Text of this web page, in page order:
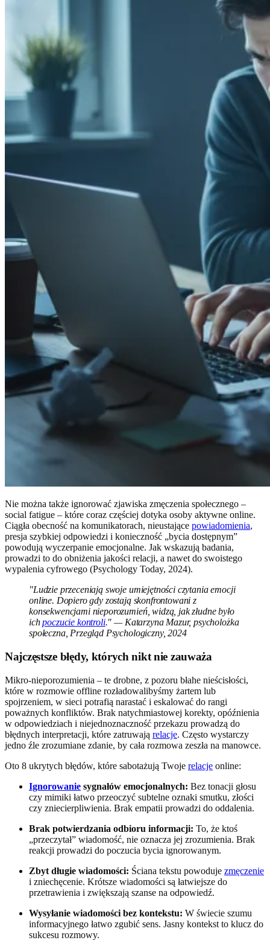
Nie można także ignorować zjawiska zmęczenia społecznego –
social fatigue – które coraz częściej dotyka osoby aktywne online.
Ciągła obecność na komunikatorach, nieustające powiadomienia,
presja szybkiej odpowiedzi i konieczność „bycia dostępnym”
powodują wyczerpanie emocjonalne. Jak wskazują badania,
prowadzi to do obniżenia jakości relacji, a nawet do swoistego
wypalenia cyfrowego (Psychology Today, 2024).
"Ludzie przeceniają swoje umiejętności czytania emocji
online. Dopiero gdy zostają skonfrontowani z
konsekwencjami nieporozumień, widzą, jak złudne było
ichpoczucie kontroli." — Katarzyna Mazur, psycholożka
społeczna, Przegląd Psychologiczny, 2024
Najczęstsze błędy, których nikt nie zauważa
Mikro-nieporozumienia – te drobne, z pozoru błahe nieścisłości,
które w rozmowie offline rozładowalibyśmy żartem lub
spojrzeniem, w sieci potrafią narastać i eskalować do rangi
poważnych konfliktów. Brak natychmiastowej korekty, opóźnienia
w odpowiedziach i niejednoznaczność przekazu prowadzą do
błędnych interpretacji, które zatruwają relacje. Często wystarczy
jedno źle zrozumiane zdanie, by cała rozmowa zeszła na manowce.
Oto 8 ukrytych błędów, które sabotażują Twoje relacje online:
Ignorowanie sygnałów emocjonalnych: Bez tonacji głosu
czy mimiki łatwo przeoczyć subtelne oznaki smutku, złości
czy zniecierpliwienia. Brak empatii prowadzi do oddalenia.
Brak potwierdzania odbioru informacji: To, że ktoś
„przeczytał” wiadomość, nie oznacza jej zrozumienia. Brak
reakcji prowadzi do poczucia bycia ignorowanym.
Zbyt długie wiadomości: Ściana tekstu powoduje zmęczenie
i zniechęcenie. Krótsze wiadomości są łatwiejsze do
przetrawienia i zwiększają szanse na odpowiedź.
Wysyłanie wiadomości bez kontekstu: W świecie szumu
informacyjnego łatwo zgubić sens. Jasny kontekst to klucz do
sukcesu rozmowy.